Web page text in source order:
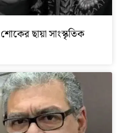
ছায়া সাংস্কৃতিক